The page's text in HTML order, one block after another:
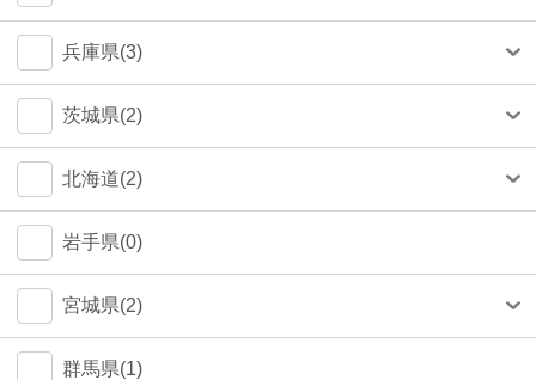
品川区(30)
豊島区(14)
目黒区(14)
文京区(13)
世田谷区(7)
台東区(5)
豊中市(3)
吹田市(1)
京都市(9)
兵庫県(3)
神戸市(1)
茨城県(2)
つくば市(1)
北海道(2)
札幌市(1)
岩手県(0)
宮城県(2)
仙台市(2)
群馬県(1)